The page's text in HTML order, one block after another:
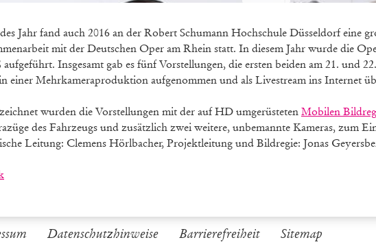
Jahr fand auch 2016 an der Robert Schumann Hochschule Düsseldorf eine
mit der Deutschen Oper am Rhein statt. In diesem Jahr wurde die
aufgeführt. Insgesamt gab es fünf Vorstellungen, die ersten beiden am 21. und
einer Mehrkameraproduktion aufgenommen und als Livestream ins Internet
wurden die Vorstellungen mit der auf HD umgerüsteten Mobilen
des Fahrzeugs und zusätzlich zwei weitere, unbemannte Kameras, zum
Leitung: Clemens Hörlbacher, Projektleitung und Bildregie: Jonas
Datenschutzhinweise Barrierefreiheit Sitemap